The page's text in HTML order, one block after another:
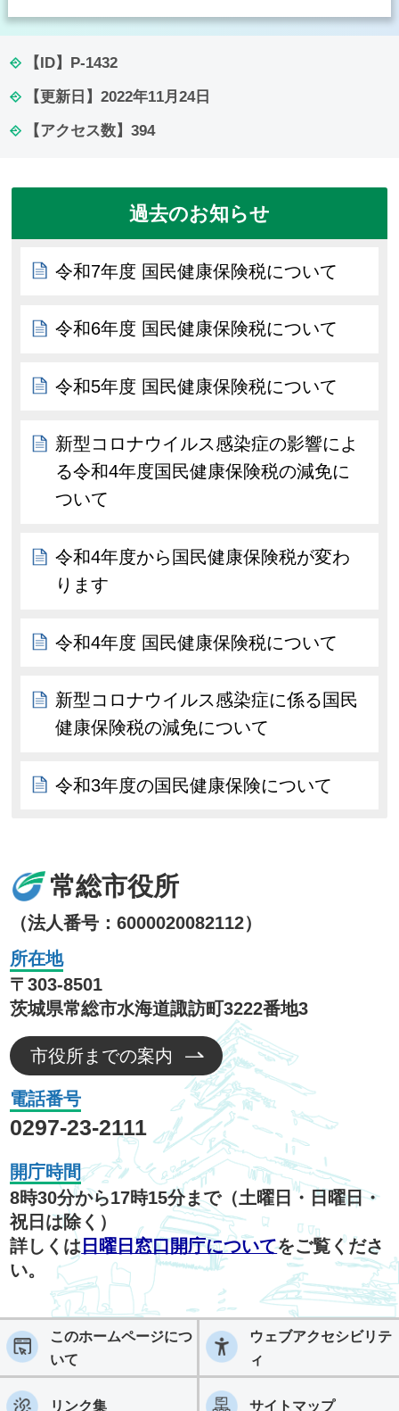
【ID】 P-1432
【更新日】 2022年11月24日
【アクセス数】 394
過去のお知らせ
令和7年度 国民健康保険税について
令和6年度 国民健康保険税について
令和5年度 国民健康保険税について
新型コロナウイルス感染症の影響によ
る令和4年度国民健康保険税の減免に
ついて
令和4年度から国民健康保険税が変わ
ります
令和4年度 国民健康保険税について
新型コロナウイルス感染症に係る国民
健康保険税の減免について
令和3年度の国民健康保険について
常総市役所
（法人番号：6000020082112）
所在地
〒303-8501
茨城県常総市水海道諏訪町3222番地3
市役所までの案内
電話番号
0297-23-2111
開庁時間
8時30分から17時15分まで（土曜日・日曜日・
祝日は除く）
詳しくは 日曜日窓口開庁についてをご覧くださ
い。
このホームページにつ
いて
ウェブアクセシビリテ
ィ
リンク集 サイトマップ